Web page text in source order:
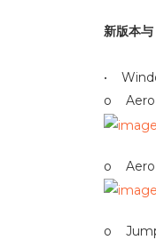
新版本
•
o Aero
o Aero
o